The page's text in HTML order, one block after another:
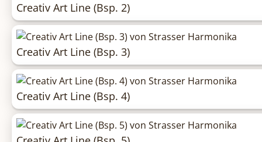
Creativ Art Line (Bsp. 2)
Creativ Art Line (Bsp. 3)
Creativ Art Line (Bsp. 4)